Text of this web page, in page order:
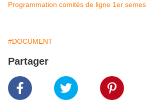
Programmation comités de ligne 1er
#DOCUMENT
Partager